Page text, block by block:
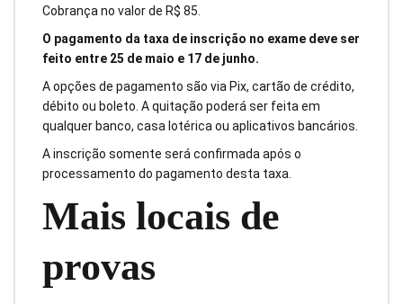
Cobrança no valor de R$ 85.
O pagamento da taxa de inscrição no exame deve ser
feito entre 25 de maio e 17 de junho.
A opções de pagamento são via Pix, cartão de crédito,
débito ou boleto. A quitação poderá ser feita em
qualquer banco, casa lotérica ou aplicativos bancários.
A inscrição somente será confirmada após o
processamento do pagamento desta taxa.
Mais locais de
provas